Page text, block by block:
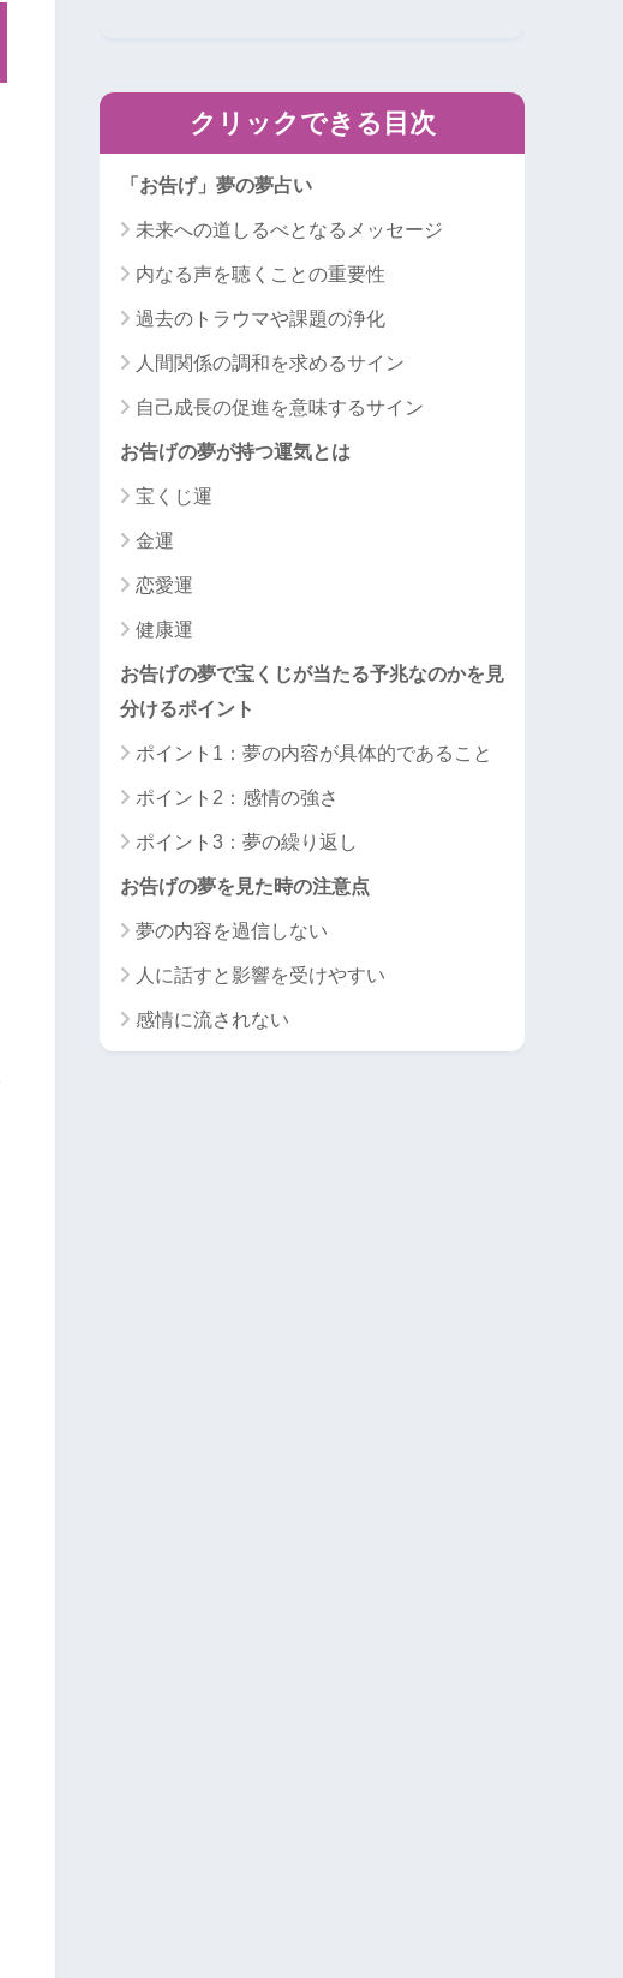
クリックできる目次
「お告げ」夢の夢占い
未来への道しるべとなるメッセージ
内なる声を聴くことの重要性
過去のトラウマや課題の浄化
人間関係の調和を求めるサイン
自己成長の促進を意味するサイン
お告げの夢が持つ運気とは
宝くじ運
金運
恋愛運
健康運
お告げの夢で宝くじが当たる予兆なのかを見
分けるポイント
ポイント1：夢の内容が具体的であること
ポイント2：感情の強さ
ポイント3：夢の繰り返し
お告げの夢を見た時の注意点
夢の内容を過信しない
人に話すと影響を受けやすい
感情に流されない